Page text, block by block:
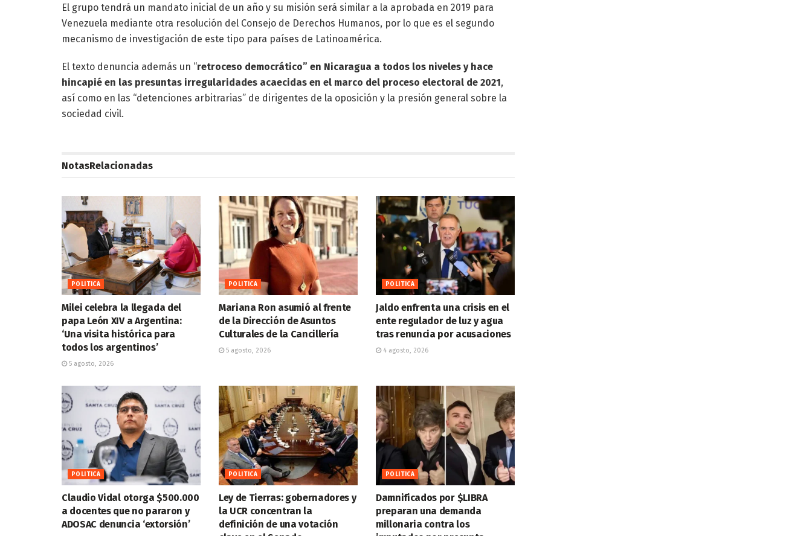
El grupo tendrá un mandato inicial de un año y su misión será similar a la aprobada en 2019 para
Venezuela mediante otra resolución del Consejo de Derechos Humanos, por lo que es el segundo
mecanismo de investigación de este tipo para países de Latinoamérica.
El texto denuncia además un “retroceso democrático” en Nicaragua a todos los niveles y hace
hincapié en las presuntas irregularidades acaecidas en el marco del proceso electoral de 2021,
así como en las “detenciones arbitrarias” de dirigentes de la oposición y la presión general sobre la
sociedad civil.
NotasRelacionadas
POLITICA
Milei celebra la llegada del
papa León XIV a Argentina:
‘Una visita histórica para
todos los argentinos’
5 agosto, 2026
POLITICA
Mariana Ron asumió al frente
de la Dirección de Asuntos
Culturales de la Cancillería
5 agosto, 2026
POLITICA
Jaldo enfrenta una crisis en el
ente regulador de luz y agua
tras renuncia por acusaciones
4 agosto, 2026
POLITICA
Claudio Vidal otorga $500.000
a docentes que no pararon y
ADOSAC denuncia ‘extorsión’
POLITICA
Ley de Tierras: gobernadores y
la UCR concentran la
definición de una votación
POLITICA
Damnificados por $LIBRA
preparan una demanda
millonaria contra los